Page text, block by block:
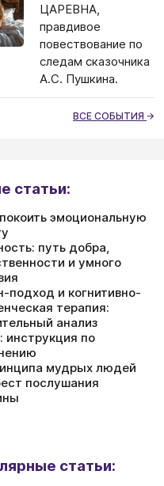
ЦАРЕВНА,
правдивое
повествование по
следам сказочника
А.С. Пушкина.
ВСЕ СОБЫТИЯ
статьи:
эмоциональную
путь добра,
и умного
подход и когнитивно-
терапия:
анализ
инструкция по
мудрых людей
послушания
статьи: